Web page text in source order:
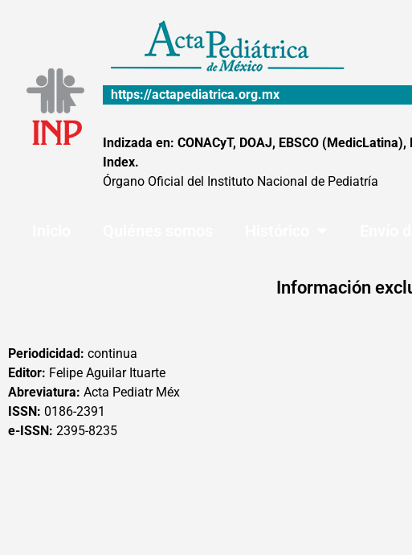
https://actapediatrica.org.mx
Indizada en: CONACyT, DOAJ, EBSCO
Index.
Órgano Oficial del Instituto Nacional de Pediatría
Información
Periodicidad: continua
Editor: Felipe Aguilar Ituarte
Abreviatura: Acta Pediatr Méx
ISSN: 0186-2391
e-ISSN: 2395-8235